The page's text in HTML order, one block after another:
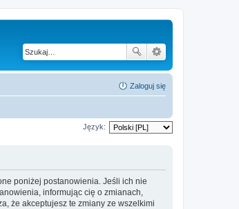
Zaloguj się
Język:
poniżej postanowienia. Jeśli ich nie
informując cię o zmianach,
że akceptujesz te zmiany ze wszelkimi